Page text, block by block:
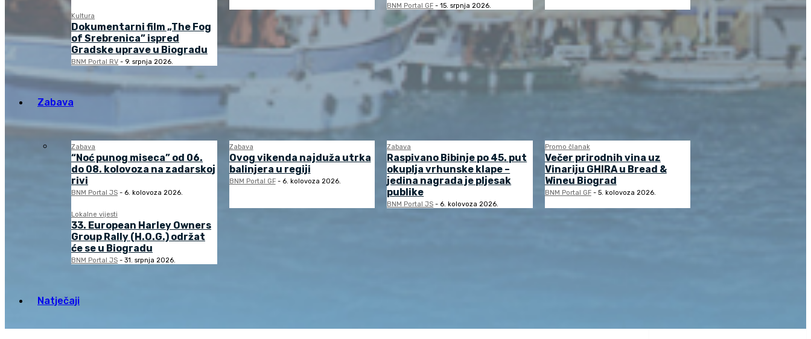
BNM Portal GF - 15. srpnja 2026.
Kultura
Dokumentarni film „The Fog
of Srebrenica” ispred
Gradske uprave u Biogradu
BNM Portal RV - 9. srpnja 2026.
Zabava
Zabava
“Noć punog miseca” od 06.
do 08. kolovoza na zadarskoj
rivi
BNM Portal JS - 6. kolovoza 2026.
Zabava
Ovog vikenda najduža utrka
balinjera u regiji
BNM Portal GF - 6. kolovoza 2026.
Zabava
Raspivano Bibinje po 45. put
okuplja vrhunske klape –
jedina nagrada je pljesak
publike
BNM Portal JS - 6. kolovoza 2026.
Promo članak
Večer prirodnih vina uz
Vinariju GHIRA u Bread &
Wineu Biograd
BNM Portal GF - 5. kolovoza 2026.
Lokalne vijesti
33. European Harley Owners
Group Rally (H.O.G.) održat
će se u Biogradu
BNM Portal JS - 31. srpnja 2026.
Natječaji